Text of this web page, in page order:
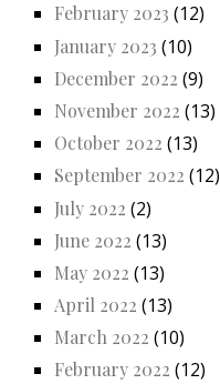
February 2023 (12)
January 2023 (10)
December 2022 (9)
November 2022 (13)
October 2022 (13)
September 2022 (12)
July 2022 (2)
June 2022 (13)
May 2022 (13)
April 2022 (13)
March 2022 (10)
February 2022 (12)